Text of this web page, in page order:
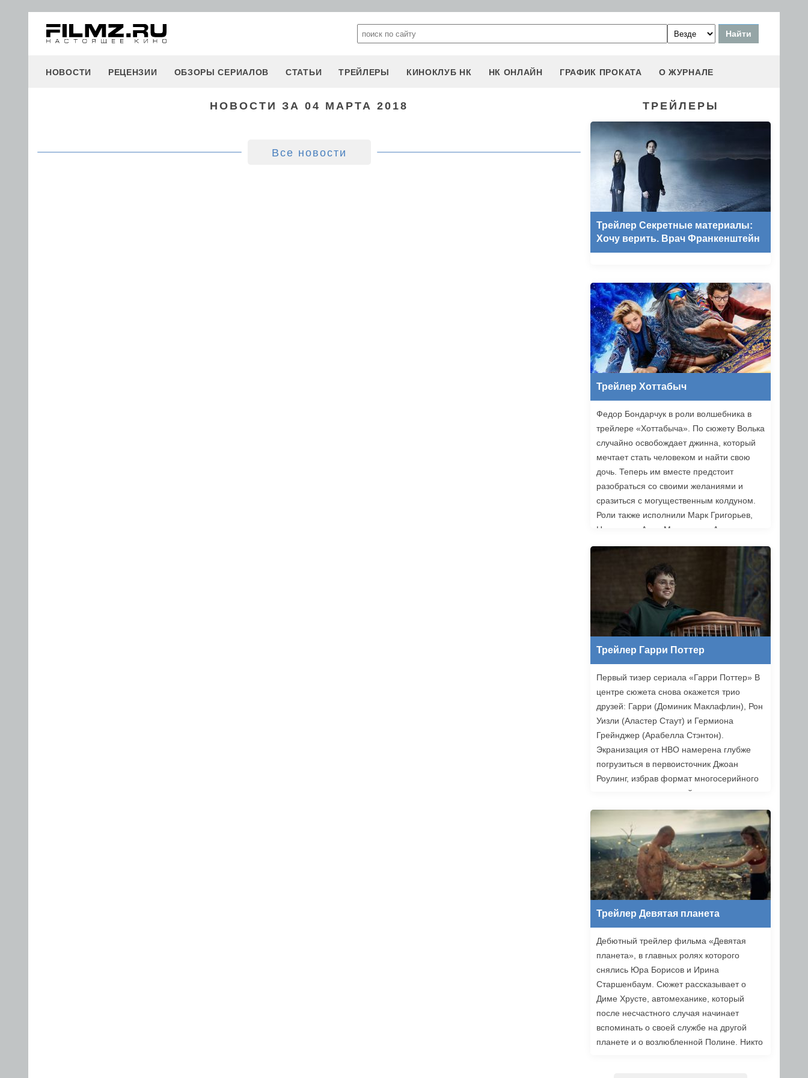
НОВОСТИ РЕЦЕНЗИИ ОБЗОРЫ СЕРИАЛОВ СТАТЬИ ТРЕЙЛЕРЫ КИНОКЛУБ НК НК ОНЛАЙН ГРАФИК ПРОКАТА О ЖУРНАЛЕ
НОВОСТИ ЗА 04 МАРТА 2018
Все новости
ТРЕЙЛЕРЫ
Трейлер Секретные материалы:
Хочу верить. Врач Франкенштейн
Трейлер Хоттабыч
Федор Бондарчук в роли волшебника в
трейлере «Хоттабыча». По сюжету Волька
случайно освобождает джинна, который
мечтает стать человеком и найти свою
дочь. Теперь им вместе предстоит
разобраться со своими желаниями и
сразиться с могущественным колдуном.
Роли также исполнили Марк Григорьев,
Надежда и Анна Михалковы, Аскар
«Хоттабыч» выйдет в прокат 1 января
Трейлер Гарри Поттер
Первый тизер сериала «Гарри Поттер» В
центре сюжета снова окажется трио
друзей: Гарри (Доминик Маклафлин), Рон
Уизли (Аластер Стаут) и Гермиона
Грейнджер (Арабелла Стэнтон).
Экранизация от HBO намерена глубже
погрузиться в первоисточник Джоан
Роулинг, избрав формат многосерийного
повествования, который позволяет лучше
Трейлер Девятая планета
Дебютный трейлер фильма «Девятая
планета», в главных ролях которого
снялись Юра Борисов и Ирина
Старшенбаум. Сюжет рассказывает о
Диме Хрусте, автомеханике, который
после несчастного случая начинает
вспоминать о своей службе на другой
планете и о возлюбленной Полине. Никто